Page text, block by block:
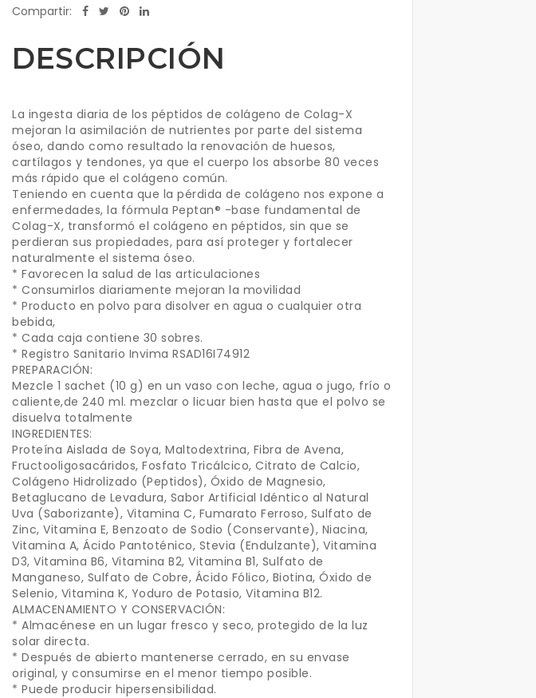
Compartir:
DESCRIPCIÓN
La ingesta diaria de los péptidos de colágeno de Colag-X
mejoran la asimilación de nutrientes por parte del sistema
óseo, dando como resultado la renovación de huesos,
cartílagos y tendones, ya que el cuerpo los absorbe 80 veces
más rápido que el colágeno común.
Teniendo en cuenta que la pérdida de colágeno nos expone a
enfermedades, la fórmula Peptan® -base fundamental de
Colag-X, transformó el colágeno en péptidos, sin que se
perdieran sus propiedades, para así proteger y fortalecer
naturalmente el sistema óseo.
* Favorecen la salud de las articulaciones
* Consumirlos diariamente mejoran la movilidad
* Producto en polvo para disolver en agua o cualquier otra
bebida,
* Cada caja contiene 30 sobres.
* Registro Sanitario Invima RSAD16I74912
PREPARACIÓN:
Mezcle 1 sachet (10 g) en un vaso con leche, agua o jugo, frío o
caliente,de 240 ml. mezclar o licuar bien hasta que el polvo se
disuelva totalmente
INGREDIENTES:
Proteína Aislada de Soya, Maltodextrina, Fibra de Avena,
Fructooligosacáridos, Fosfato Tricálcico, Citrato de Calcio,
Colágeno Hidrolizado (Peptidos), Óxido de Magnesio,
Betaglucano de Levadura, Sabor Artificial Idéntico al Natural
Uva (Saborizante), Vitamina C, Fumarato Ferroso, Sulfato de
Zinc, Vitamina E, Benzoato de Sodio (Conservante), Niacina,
Vitamina A, Ácido Pantoténico, Stevia (Endulzante), Vitamina
D3, Vitamina B6, Vitamina B2, Vitamina B1, Sulfato de
Manganeso, Sulfato de Cobre, Ácido Fólico, Biotina, Óxido de
Selenio, Vitamina K, Yoduro de Potasio, Vitamina B12.
ALMACENAMIENTO Y CONSERVACIÓN:
* Almacénese en un lugar fresco y seco, protegido de la luz
solar directa.
* Después de abierto mantenerse cerrado, en su envase
original, y consumirse en el menor tiempo posible.
* Puede producir hipersensibilidad.